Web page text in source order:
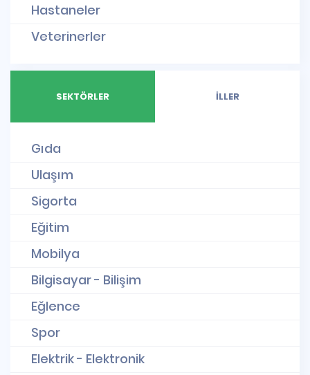
Hastaneler
Veterinerler
SEKTÖRLER İLLER
Gıda
Ulaşım
Sigorta
Eğitim
Mobilya
Bilgisayar - Bilişim
Eğlence
Spor
Elektrik - Elektronik